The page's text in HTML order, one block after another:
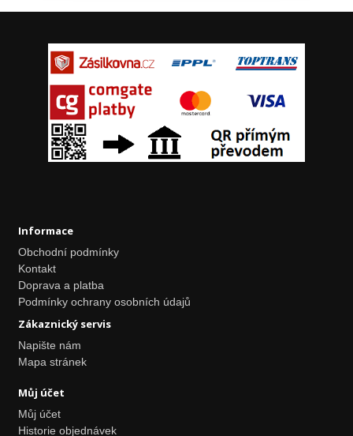
Informace
Obchodní podmínky
Kontakt
Doprava a platba
Podmínky ochrany osobních údajů
Zákaznický servis
Napište nám
Mapa stránek
Můj účet
Můj účet
Historie objednávek